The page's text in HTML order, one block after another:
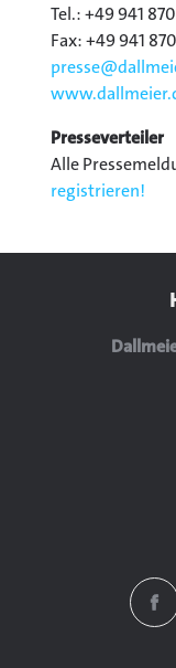
Tel.: +49 941
Fax: +49 941
presse@
Presseverteiler
Alle
registrieren!